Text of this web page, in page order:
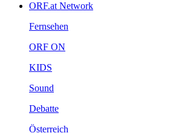
ORF.atNetwork
Fernsehen
ORFON
KIDS
Sound
Debatte
Österreich